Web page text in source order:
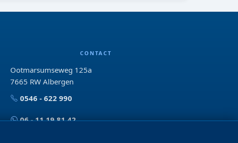
CONTACT
Ootmarsumseweg 125a
7665 RW Albergen
0546 - 622 990
06 - 11 19 81 42